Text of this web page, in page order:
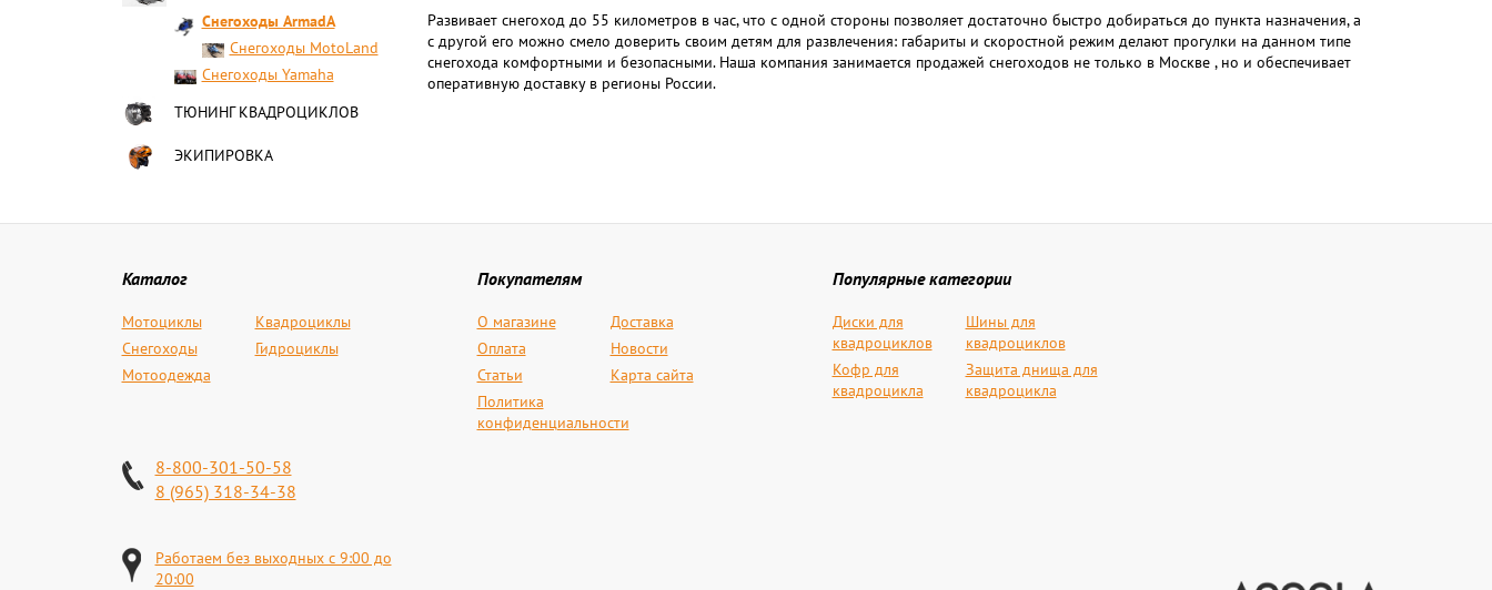
Cнегоходы ArmadA
Снегоходы MotoLand
Снегоходы Yamaha
ТЮНИНГ КВАДРОЦИКЛОВ
ЭКИПИРОВКА
Развивает снегоход до 55 километров в час, что с одной стороны позволяет достаточно быстро добираться до пункта назначения, а
с другой его можно смело доверить своим детям для развлечения: габариты и скоростной режим делают прогулки на данном типе
снегохода комфортными и безопасными. Наша компания занимается продажей снегоходов не только в Москве , но и обеспечивает
оперативную доставку в регионы России.
Каталог
Мотоциклы
Квадроциклы
Снегоходы
Гидроциклы
Мотоодежда
Покупателям
О магазине
Доставка
Оплата
Новости
Статьи
Карта сайта
Политика
конфиденциальности
Популярные категории
Диски для
квадроциклов
Шины для
квадроциклов
Кофр для
квадроцикла
Защита днища для
квадроцикла
8-800-301-50-58
8 (965) 318-34-38
Работаем без выходных с 9:00 до
20:00